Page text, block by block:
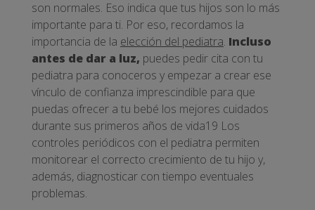
son normales. Eso indica que tus hijos son lo más
importante para ti. Por eso, recordamos la
importancia de la elección del pediatra. Incluso
antes de dar a luz, puedes pedir cita con tu
pediatra para conoceros y empezar a crear ese
vínculo de confianza imprescindible para que
puedas ofrecer a tu bebé los mejores cuidados
durante sus primeros años de vida19 Los
controles periódicos con el pediatra permiten
monitorear el correcto crecimiento de tu hijo y,
además, diagnosticar con tiempo eventuales
problemas.